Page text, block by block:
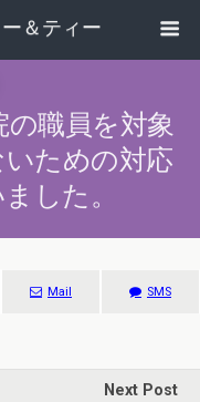
＆ティー
職員を対象
ための対応
した。
Mail SMS
Next Post